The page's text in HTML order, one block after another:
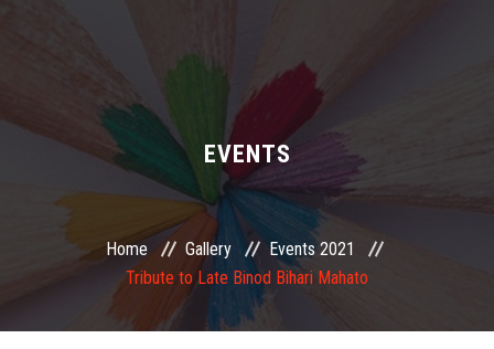
ACADEMIC
STUDENT
PAYMENT
EVENTS
Home Gallery
Events 2021
Tribute to Late Binod Bihari Mahato